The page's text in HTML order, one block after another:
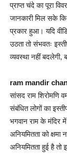
प्राप्त चंदे का पूरा
जानकारी मिल सके
प्रकार हुआ। यदि
उठता तो संभवतः
व्यवस्था नहीं बदलेगी,
ram mandir
सांसद राम शिरोमणि
संबंधित लोगों का
भगवान राम के मंदिर
अनियमितता को
अनियमितता हुई है तो